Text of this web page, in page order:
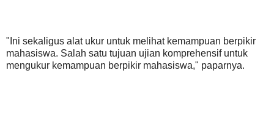
"Ini sekaligus alat ukur untuk melihat kemampuan berpikir
mahasiswa. Salah satu tujuan ujian komprehensif untuk
mengukur kemampuan berpikir mahasiswa," paparnya.